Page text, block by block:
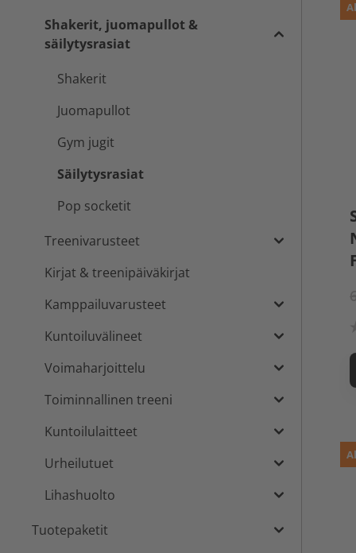
Shakerit, juomapullot &
säilytysrasiat
Shakerit
Juomapullot
Gym jugit
Säilytysrasiat
Pop socketit
Treenivarusteet
Kirjat & treenipäiväkirjat
Kamppailuvarusteet
Kuntoiluvälineet
Voimaharjoittelu
Toiminnallinen treeni
Kuntoilulaitteet
Urheilutuet
Lihashuolto
Tuotepaketit